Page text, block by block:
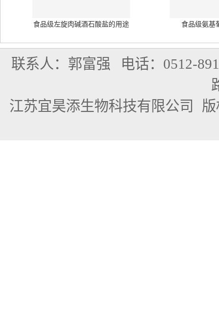
食品级左旋肉碱酒石酸盐的用途 食品级氨基
联系人：郭富强 电话：0512-
江苏宜昊添生物科技有限公司